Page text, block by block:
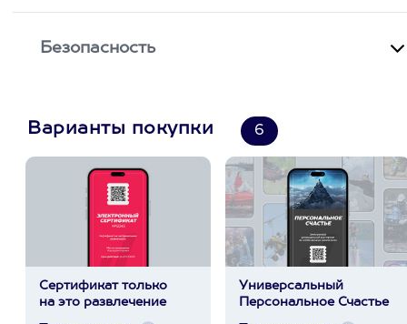
Безопасность
Варианты покупки 6
Сертификат только
на это развлечение
Универсальный
Персональное Счастье